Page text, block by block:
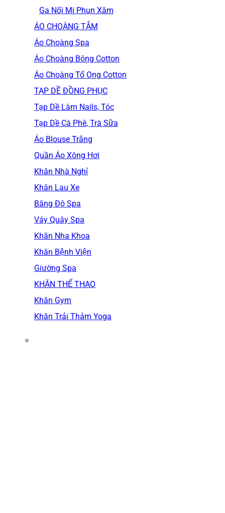
Ga Nối Mi Phun Xăm
ÁO CHOÀNG TẮM
Áo Choàng Spa
Áo Choàng Bông Cotton
Áo Choàng Tổ Ong Cotton
TẠP DỀ ĐỒNG PHỤC
Tạp Dề Làm Nails, Tóc
Tạp Dề Cà Phê, Trà Sữa
Áo Blouse Trắng
Quần Áo Xông Hơi
Khăn Nhà Nghỉ
Khăn Lau Xe
Băng Đô Spa
Váy Quây Spa
Khăn Nha Khoa
Khăn Bệnh Viện
Giường Spa
KHĂN THỂ THAO
Khăn Gym
Khăn Trải Thảm Yoga